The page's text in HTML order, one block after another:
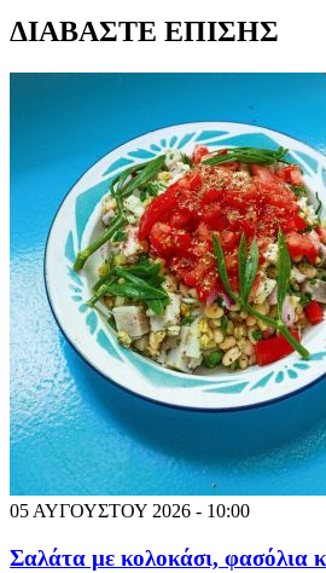
ΔΙΑΒΑΣΤΕ ΕΠΙΣΗΣ
05 ΑΥΓΟΥΣΤΟΥ 2026 - 10:00
Σαλάτα με κολοκάσι, φασόλια